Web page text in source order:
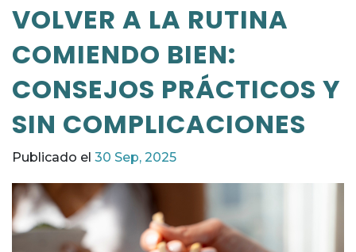
VOLVER A LA RUTINA
COMIENDO BIEN:
CONSEJOS PRÁCTICOS Y
SIN COMPLICACIONES
Publicado el 30 Sep, 2025